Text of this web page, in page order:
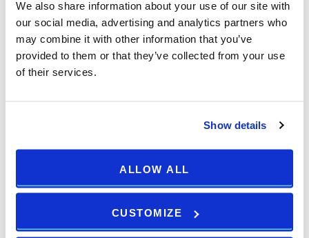
We also share information about your use of our site with
our social media, advertising and analytics partners who
may combine it with other information that you’ve
provided to them or that they’ve collected from your use
of their services.
Show details
ALLOW ALL
CUSTOMIZE
Slovenskog kulturnog društva
Pulski Advent je topao, gostoljubiv i pun događanja od jutra
do kasno u noć – idealan za parove, obitelji i sve zimske
Adventura u Medulinu: Blagdansko seoce uz more
Nadomak Pule, Medulin donosi vlastiti adventski šarm kroz
Adventuru, omiljenu manifestaciju na staroj medulinskoj